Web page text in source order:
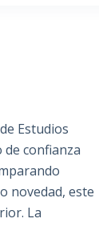
Estudios
de confianza
novedad, este
La